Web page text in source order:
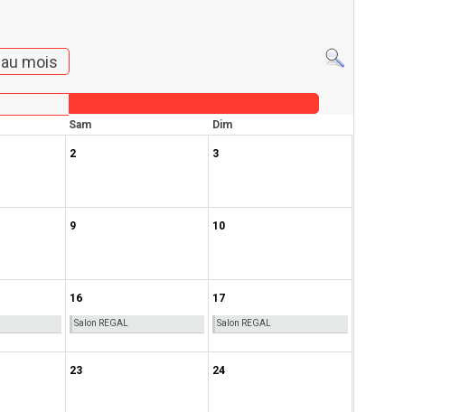
mois
Sam
Dim
2 3
9 10
16
Salon REGAL
17
Salon REGAL
23 24